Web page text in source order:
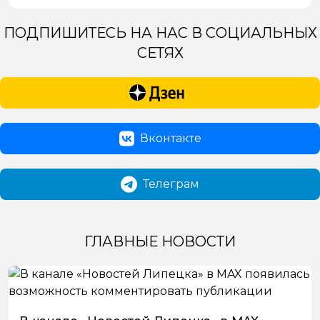
ПОДПИШИТЕСЬ НА НАС В СОЦИАЛЬНЫХ
СЕТЯХ
Вконтакте
Телеграм
ГЛАВНЫЕ НОВОСТИ